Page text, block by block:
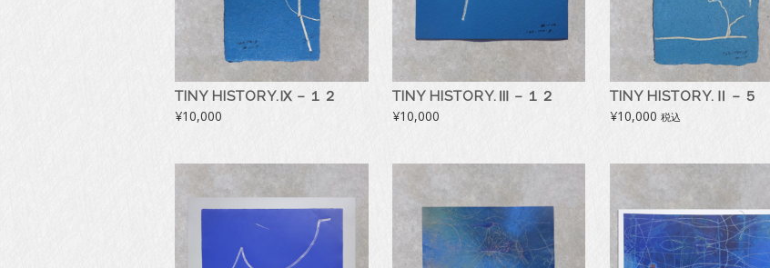
TINY HISTORY.Ⅸ－１２
¥10,000
TINY HISTORY.Ⅲ－１２
¥10,000
TINY HISTORY.Ⅱ－５
¥10,000 税込